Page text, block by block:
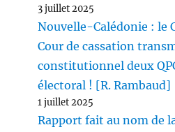
3 juillet 2025
Nouvelle-Calédonie : le
Cour de cassation
constitutionnel deux
électoral ! [R. Rambaud]
1 juillet 2025
Rapport fait au nom de